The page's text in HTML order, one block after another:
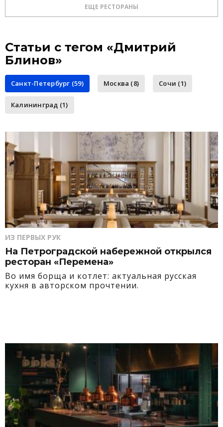
ЕЩЕ РЕСТОРАНЫ
Статьи с тегом «Дмитрий
Блинов»
Санкт-Петербург (59) Москва (8) Сочи (1)
Калининград (1)
ИЗ ПЕРВЫХ РУК
На Петроградской набережной открылся
ресторан «Перемена»
Во имя борща и котлет: актуальная русская
кухня в авторском прочтении.